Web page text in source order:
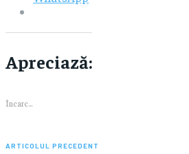
Apreciază:
Încarc...
ARTICOLUL PRECEDENT